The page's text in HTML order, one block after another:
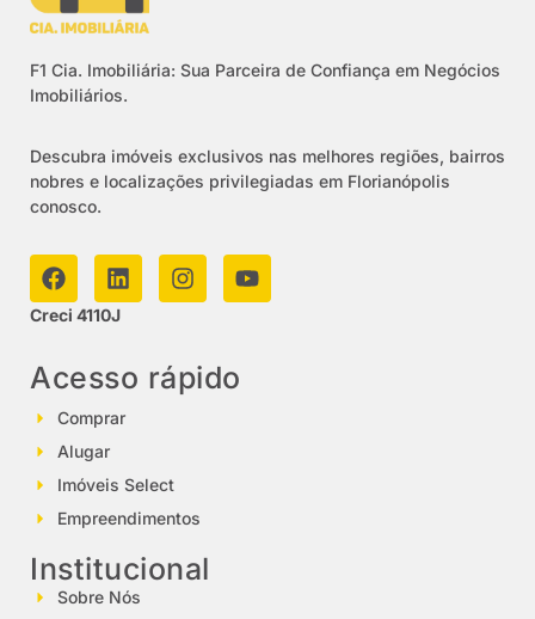
F1 Cia. Imobiliária: Sua Parceira de Confiança em Negócios
Imobiliários.
Descubra imóveis exclusivos nas melhores regiões, bairros
nobres e localizações privilegiadas em Florianópolis
conosco.
Creci 4110J
Acesso rápido
Comprar
Alugar
Imóveis Select
Empreendimentos
Institucional
Sobre Nós